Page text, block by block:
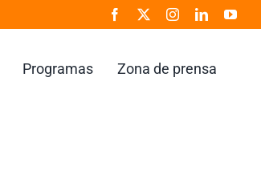
Programas Zona de prensa